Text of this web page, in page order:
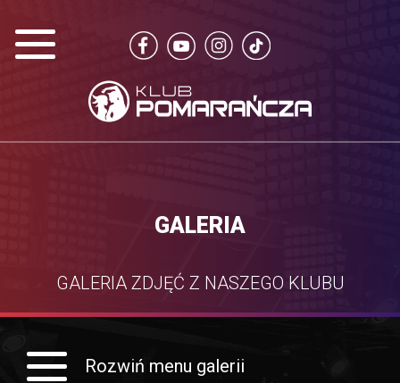
GALERIA
GALERIA ZDJĘĆ Z NASZEGO KLUBU
Rozwiń menu galerii